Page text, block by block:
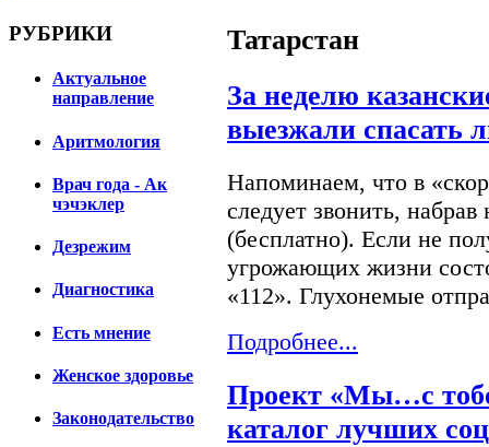
РУБРИКИ
Актуальное
направление
Аритмология
Врач года - Ак
чэчэклер
Дезрежим
Диагностика
Есть мнение
Женское здоровье
Законодательство
Татарстан
За неделю
выезжали спасать
Напоминаем, что в
следует звонить,
(бесплатно). Если не
угрожающих жизни
«112». Глухонемые
Подробнее...
Проект «Мы…с
каталог лучших